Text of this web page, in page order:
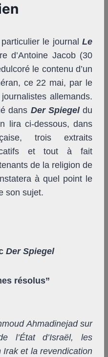
le journal Le
d’Antoine Jacob (30
le contenu d’un
ce 22 mai, par le
allemands.
dans Der Spiegel du
lira ci-dessous, dans
trois extraits
et tout à fait
de la religion de
à quel point le
son sujet.
Der Spiegel
résolus”
Ahmadinejad sur
l’État d’Israël, les
et la revendication